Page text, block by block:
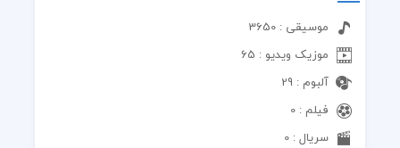
موسیقی : 3650
موزیک ویدیو : 65
آلبوم : 29
فیلم : 0
سریال : 0